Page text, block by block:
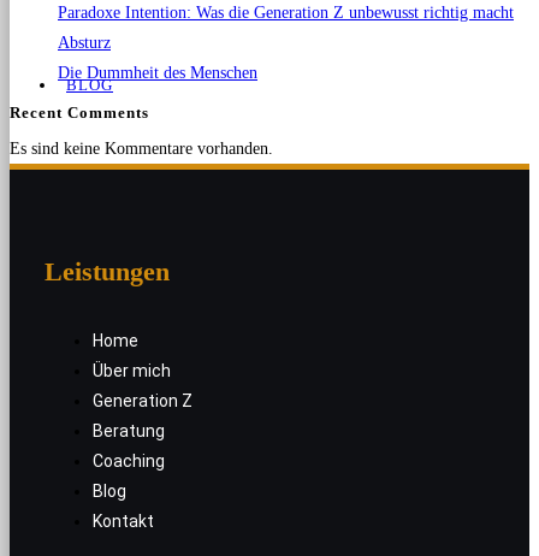
BLOG
SCHLIESSEN
Home
Paradoxe Intention: Was die Generation Z unbewusst richtig macht
Absturz
Die Dummheit des Menschen
Recent Comments
Es sind keine Kommentare vorhanden.
Leistungen
Home
Über mich
Generation Z
Beratung
Coaching
Blog
Kontakt